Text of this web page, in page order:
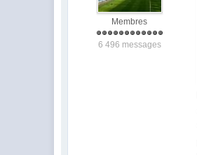
Membres
6 496 messages